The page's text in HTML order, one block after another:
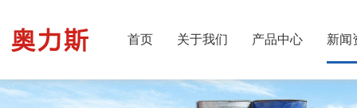
首页 关于我们 产品中心 新闻